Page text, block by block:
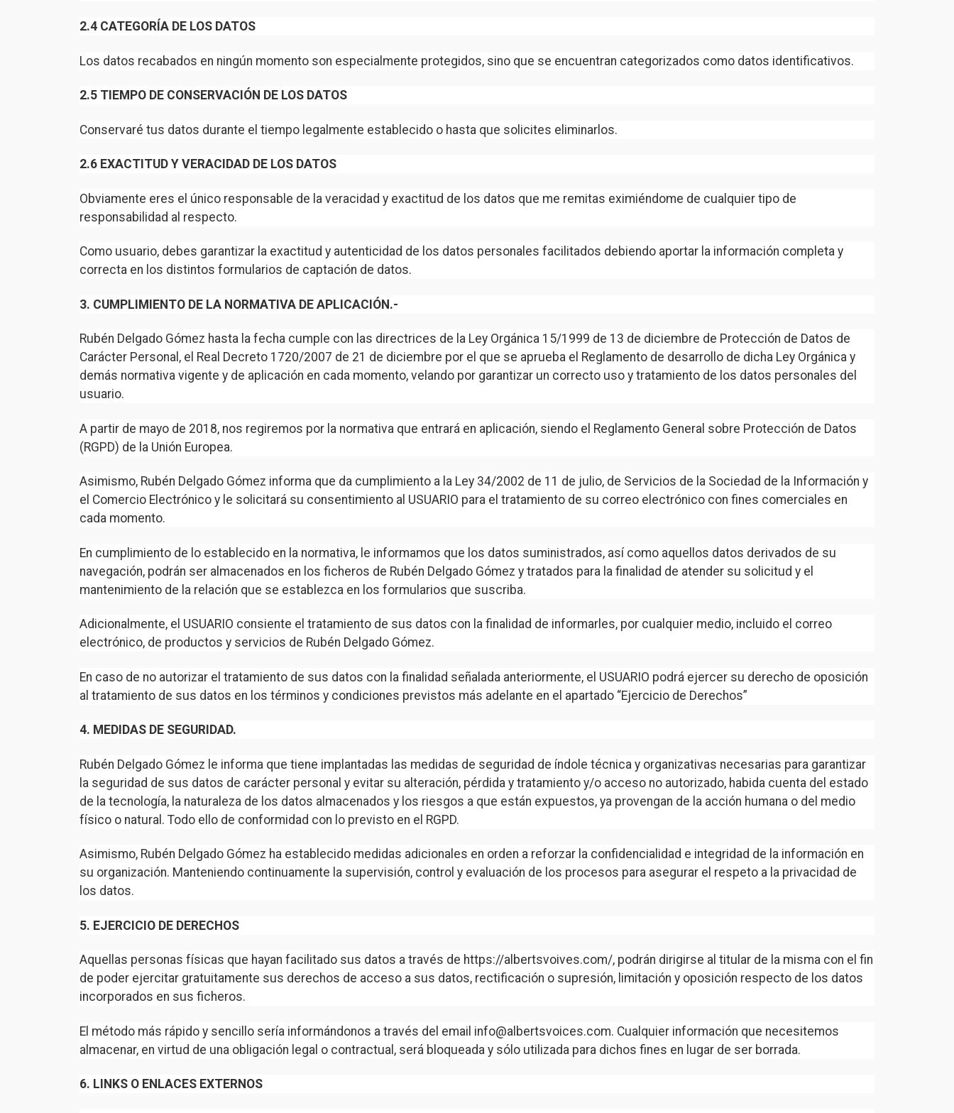
2.4 CATEGORÍA DE LOS DATOS
Los datos recabados en ningún momento son especialmente protegidos, sino que se encuentran categorizados como datos identificativos.
2.5 TIEMPO DE CONSERVACIÓN DE LOS DATOS
Conservaré tus datos durante el tiempo legalmente establecido o hasta que solicites eliminarlos.
2.6 EXACTITUD Y VERACIDAD DE LOS DATOS
Obviamente eres el único responsable de la veracidad y exactitud de los datos que me remitas eximiéndome de cualquier tipo de
responsabilidad al respecto.
Como usuario, debes garantizar la exactitud y autenticidad de los datos personales facilitados debiendo aportar la información completa y
correcta en los distintos formularios de captación de datos.
3. CUMPLIMIENTO DE LA NORMATIVA DE APLICACIÓN.-
Rubén Delgado Gómez hasta la fecha cumple con las directrices de la Ley Orgánica 15/1999 de 13 de diciembre de Protección de Datos de
Carácter Personal, el Real Decreto 1720/2007 de 21 de diciembre por el que se aprueba el Reglamento de desarrollo de dicha Ley Orgánica y
demás normativa vigente y de aplicación en cada momento, velando por garantizar un correcto uso y tratamiento de los datos personales del
usuario.
A partir de mayo de 2018, nos regiremos por la normativa que entrará en aplicación, siendo el Reglamento General sobre Protección de Datos
(RGPD) de la Unión Europea.
Asimismo, Rubén Delgado Gómez informa que da cumplimiento a la Ley 34/2002 de 11 de julio, de Servicios de la Sociedad de la Información y
el Comercio Electrónico y le solicitará su consentimiento al USUARIO para el tratamiento de su correo electrónico con fines comerciales en
cada momento.
En cumplimiento de lo establecido en la normativa, le informamos que los datos suministrados, así como aquellos datos derivados de su
navegación, podrán ser almacenados en los ficheros de Rubén Delgado Gómez y tratados para la finalidad de atender su solicitud y el
mantenimiento de la relación que se establezca en los formularios que suscriba.
Adicionalmente, el USUARIO consiente el tratamiento de sus datos con la finalidad de informarles, por cualquier medio, incluido el correo
electrónico, de productos y servicios de Rubén Delgado Gómez.
En caso de no autorizar el tratamiento de sus datos con la finalidad señalada anteriormente, el USUARIO podrá ejercer su derecho de oposición
al tratamiento de sus datos en los términos y condiciones previstos más adelante en el apartado “Ejercicio de Derechos”
4. MEDIDAS DE SEGURIDAD.
Rubén Delgado Gómez le informa que tiene implantadas las medidas de seguridad de índole técnica y organizativas necesarias para garantizar
la seguridad de sus datos de carácter personal y evitar su alteración, pérdida y tratamiento y/o acceso no autorizado, habida cuenta del estado
de la tecnología, la naturaleza de los datos almacenados y los riesgos a que están expuestos, ya provengan de la acción humana o del medio
físico o natural. Todo ello de conformidad con lo previsto en el RGPD.
Asimismo, Rubén Delgado Gómez ha establecido medidas adicionales en orden a reforzar la confidencialidad e integridad de la información en
su organización. Manteniendo continuamente la supervisión, control y evaluación de los procesos para asegurar el respeto a la privacidad de
los datos.
5. EJERCICIO DE DERECHOS
Aquellas personas físicas que hayan facilitado sus datos a través de https://albertsvoives.com/, podrán dirigirse al titular de la misma con el fin
de poder ejercitar gratuitamente sus derechos de acceso a sus datos, rectificación o supresión, limitación y oposición respecto de los datos
incorporados en sus ficheros.
El método más rápido y sencillo sería informándonos a través del email info@albertsvoices.com. Cualquier información que necesitemos
almacenar, en virtud de una obligación legal o contractual, será bloqueada y sólo utilizada para dichos fines en lugar de ser borrada.
6. LINKS O ENLACES EXTERNOS